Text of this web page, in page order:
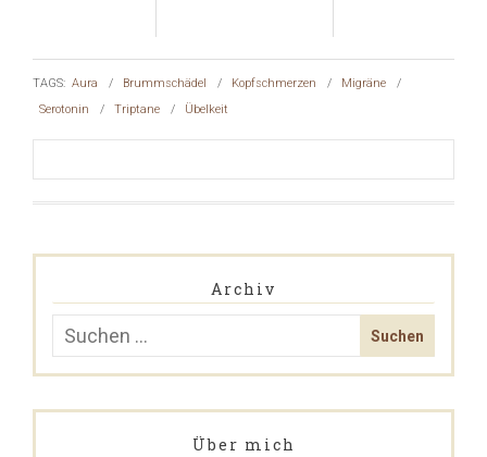
TAGS: Aura / Brummschädel / Kopfschmerzen / Migräne
/
Serotonin
/ Triptane / Übelkeit
Archiv
Über mich